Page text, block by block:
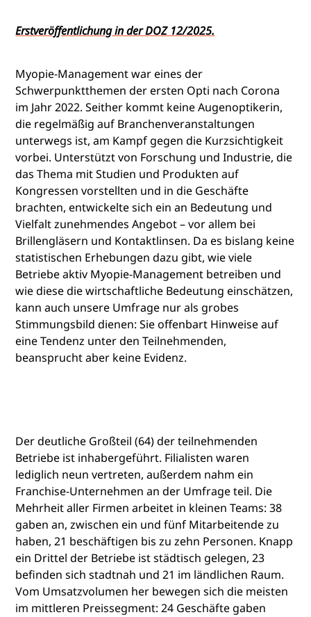
Erstveröffentlichung in der DOZ 12/2025.
Myopie-Management war eines der
Schwerpunktthemen der ersten Opti nach Corona
im Jahr 2022. Seither kommt keine Augenoptikerin,
die regelmäßig auf Branchenveranstaltungen
unterwegs ist, am Kampf gegen die Kurzsichtigkeit
vorbei. Unterstützt von Forschung und Industrie, die
das Thema mit Studien und Produkten auf
Kongressen vorstellten und in die Geschäfte
brachten, entwickelte sich ein an Bedeutung und
Vielfalt zunehmendes Angebot – vor allem bei
Brillengläsern und Kontaktlinsen. Da es bislang keine
statistischen Erhebungen dazu gibt, wie viele
Betriebe aktiv Myopie-Management betreiben und
wie diese die wirtschaftliche Bedeutung einschätzen,
kann auch unsere Umfrage nur als grobes
Stimmungsbild dienen: Sie offenbart Hinweise auf
eine Tendenz unter den Teilnehmenden,
beansprucht aber keine Evidenz.
Der deutliche Großteil (64) der teilnehmenden
Betriebe ist inhabergeführt. Filialisten waren
lediglich neun vertreten, außerdem nahm ein
Franchise-Unternehmen an der Umfrage teil. Die
Mehrheit aller Firmen arbeitet in kleinen Teams: 38
gaben an, zwischen ein und fünf Mitarbeitende zu
haben, 21 beschäftigen bis zu zehn Personen. Knapp
ein Drittel der Betriebe ist städtisch gelegen, 23
befinden sich stadtnah und 21 im ländlichen Raum.
Vom Umsatzvolumen her bewegen sich die meisten
im mittleren Preissegment: 24 Geschäfte gaben